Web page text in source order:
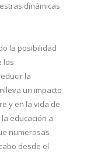
dinámicas
la posibilidad
los
la
un impacto
y en la vida de
educación a
numerosas
desde el